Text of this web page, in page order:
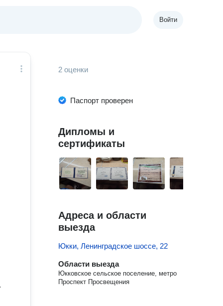
Войти
2 оценки
Паспорт проверен
Дипломы и
сертификаты
Адреса и области
выезда
Юкки, Ленинградское шоссе, 22
Области выезда
Юкковское сельское поселение, метро
Проспект Просвещения